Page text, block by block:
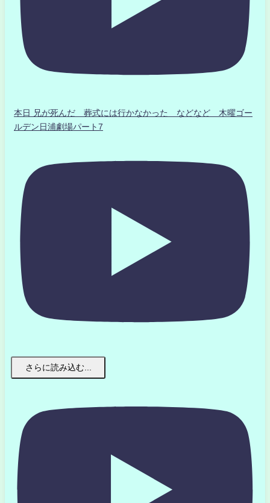
本日 兄が死んだ 葬式には行かなかった などなど 木曜ゴー
ルデン日浦劇場パート7
さらに読み込む...